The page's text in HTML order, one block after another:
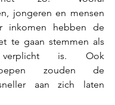
jongeren en mensen
inkomen hebben de
te gaan stemmen als
is. Ook
zouden de
aan zich laten